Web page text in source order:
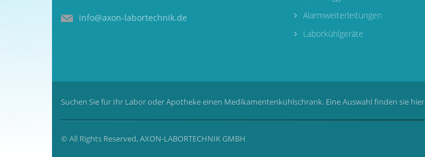
info@axon-labortechnik.de
Alarmweiterleitungen
Laborkühlgeräte
Suchen Sie für Ihr Labor oder Apotheke einen Medikamentenkühlschrank. Eine Auswahl finden sie hier
© All Rights Reserved, AXON-LABORTECHNIK GMBH